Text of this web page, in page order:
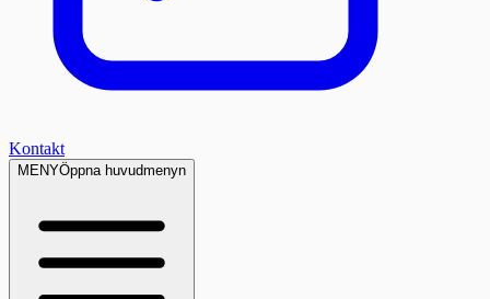
Kontakt
MENYÖppna huvudmenyn